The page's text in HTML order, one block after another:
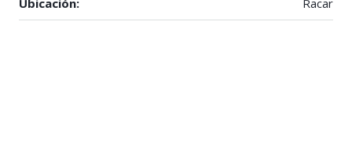
Ubicación: Racar